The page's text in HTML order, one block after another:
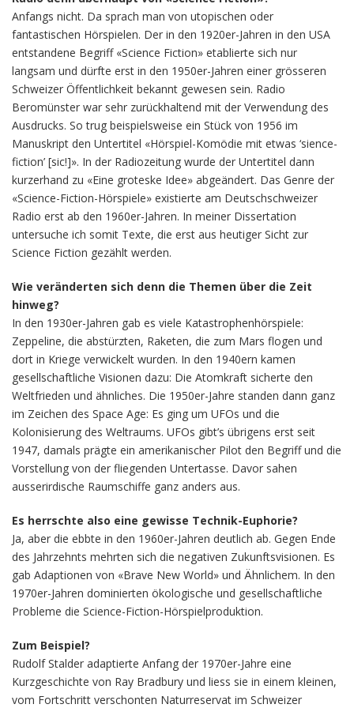
Anfangs nicht. Da sprach man von utopischen oder
fantastischen Hörspielen. Der in den 1920er-Jahren in den USA
entstandene Begriff «Science Fiction» etablierte sich nur
langsam und dürfte erst in den 1950er-Jahren einer grösseren
Schweizer Öffentlichkeit bekannt gewesen sein. Radio
Beromünster war sehr zurückhaltend mit der Verwendung des
Ausdrucks. So trug beispielsweise ein Stück von 1956 im
Manuskript den Untertitel «Hörspiel-Komödie mit etwas ‘sience-
fiction’ [sic!]». In der Radiozeitung wurde der Untertitel dann
kurzerhand zu «Eine groteske Idee» abgeändert. Das Genre der
«Science-Fiction-Hörspiele» existierte am Deutschschweizer
Radio erst ab den 1960er-Jahren. In meiner Dissertation
untersuche ich somit Texte, die erst aus heutiger Sicht zur
Science Fiction gezählt werden.
Wie veränderten sich denn die Themen über die Zeit
hinweg?
In den 1930er-Jahren gab es viele Katastrophenhörspiele:
Zeppeline, die abstürzten, Raketen, die zum Mars flogen und
dort in Kriege verwickelt wurden. In den 1940ern kamen
gesellschaftliche Visionen dazu: Die Atomkraft sicherte den
Weltfrieden und ähnliches. Die 1950er-Jahre standen dann ganz
im Zeichen des Space Age: Es ging um UFOs und die
Kolonisierung des Weltraums. UFOs gibt’s übrigens erst seit
1947, damals prägte ein amerikanischer Pilot den Begriff und die
Vorstellung von der fliegenden Untertasse. Davor sahen
ausserirdische Raumschiffe ganz anders aus.
Es herrschte also eine gewisse Technik-Euphorie?
Ja, aber die ebbte in den 1960er-Jahren deutlich ab. Gegen Ende
des Jahrzehnts mehrten sich die negativen Zukunftsvisionen. Es
gab Adaptionen von «Brave New World» und Ähnlichem. In den
1970er-Jahren dominierten ökologische und gesellschaftliche
Probleme die Science-Fiction-Hörspielproduktion.
Zum Beispiel?
Rudolf Stalder adaptierte Anfang der 1970er-Jahre eine
Kurzgeschichte von Ray Bradbury und liess sie in einem kleinen,
vom Fortschritt verschonten Naturreservat im Schweizer